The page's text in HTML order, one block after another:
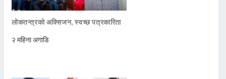
लोकतन्त्रको अक्सिजन, स्वच्छ पत्रकारिता
२ महिना अगाडि